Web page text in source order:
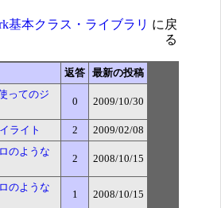
基本クラス・ライブラリ に戻
る
返答 最新の投稿
ってのジ
0 2009/10/30
ライト 2
2009/02/08
のような
2 2008/10/15
のような
1 2008/10/15